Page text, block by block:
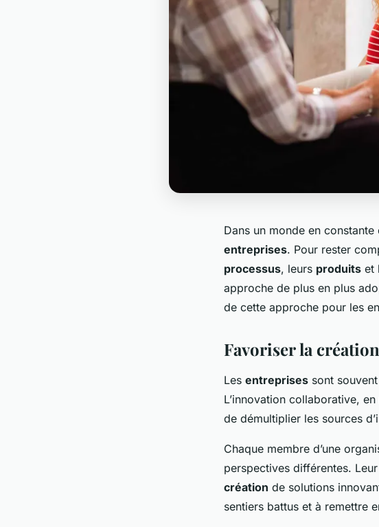
Dans un monde en constante
entreprises. Pour rester
processus, leurs produits et
approche de plus en plus
de cette approche pour les
Favoriser la
Les entreprises sont
L’innovation collaborative,
de démultiplier les sources
Chaque membre d’une
perspectives différentes.
création de solutions
sentiers battus et à remettre